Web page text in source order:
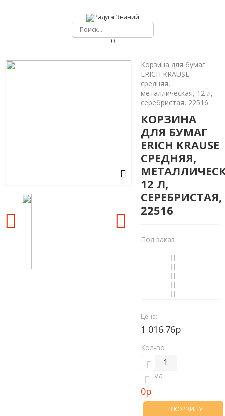
0
Корзина для бумаг
ERICH KRAUSE
средняя,
металлическая, 12 л,
серебристая, 22516
КОРЗИНА
ДЛЯ БУМАГ
ERICH KRAUSE
СРЕДНЯЯ,
12 Л,
СЕРЕБРИСТАЯ,
22516
Под заказ
Цена:
1 016.76р
Кол-во
Сумма
0р
В КОРЗИНУ